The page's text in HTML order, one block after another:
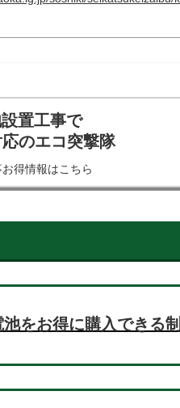
置工事で
のエコ突撃隊
お得情報はこちら
をお得に購入できる